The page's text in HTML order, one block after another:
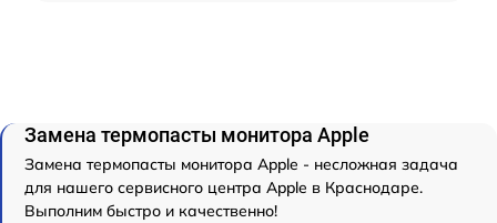
Замена термопасты монитора Apple
Замена термопасты монитора Apple - несложная задача
для нашего сервисного центра Apple в Краснодаре.
Выполним быстро и качественно!